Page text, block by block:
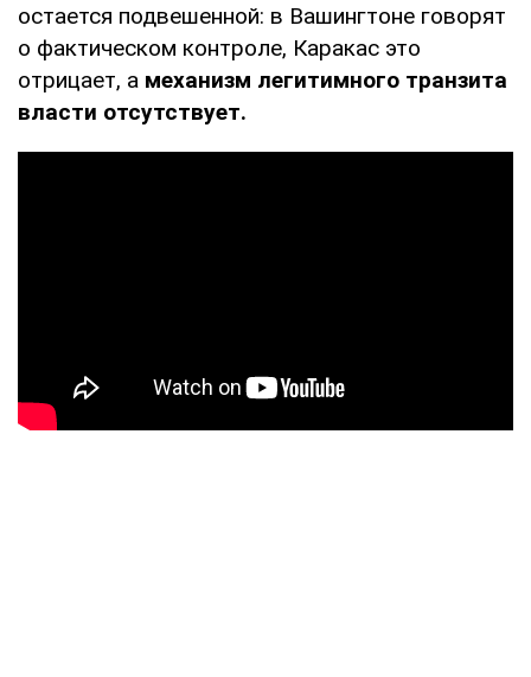
остается подвешенной: в Вашингтоне говорят
о фактическом контроле, Каракас это
отрицает, а механизм легитимного транзита
власти отсутствует.